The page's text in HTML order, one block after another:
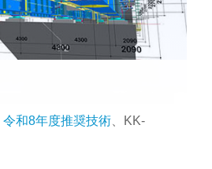
令和8年度推奨技術、KK-